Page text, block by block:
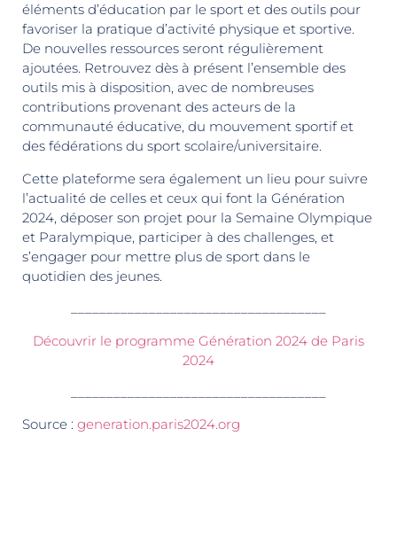
éléments d’éducation par le sport et des outils pour
favoriser la pratique d’activité physique et sportive.
De nouvelles ressources seront régulièrement
ajoutées. Retrouvez dès à présent l’ensemble des
outils mis à disposition, avec de nombreuses
contributions provenant des acteurs de la
communauté éducative, du mouvement sportif et
des fédérations du sport scolaire/universitaire.
Cette plateforme sera également un lieu pour suivre
l’actualité de celles et ceux qui font la Génération
2024, déposer son projet pour la Semaine Olympique
et Paralympique, participer à des challenges, et
s’engager pour mettre plus de sport dans le
quotidien des jeunes.
Découvrir le programme Génération 2024 de Paris
2024
Source : generation.paris2024.org